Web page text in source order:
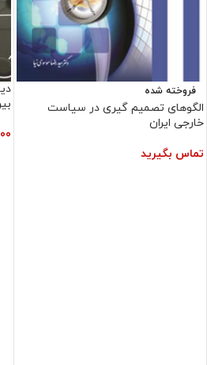
فروخته شده
الگوهای تصمیم گیری در سیاست
خارجی ایران
تماس بگیرید